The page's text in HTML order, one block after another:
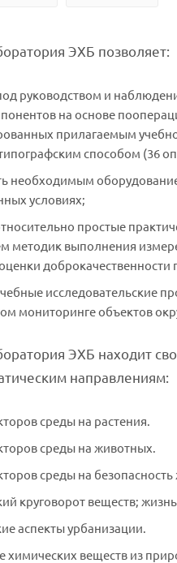
ЭХБ позволяет:
руководством и
на основе
прилагаемым
способом (36
необходимым
условиях;
простые
методик выполнения
доброкачественности
исследовательские
мониторинге объектов
ЭХБ находит
направлениям:
среды на растения.
среды на животных.
среды на
круговорот веществ;
аспекты урбанизации.
химических веществ из